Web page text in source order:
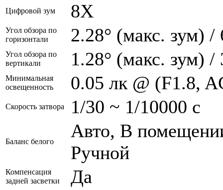
Цифровой зум 8Х
Угол обзора по
горизонтали
2.28° (макс. зум)
Угол обзора по
вертикали
1.28° (макс. зум)
Минимальная
освещенность
0.05 лк @ (F1.8,
Скорость затвора 1/30 ~ 1/10000 с
Баланс белого
Авто, В
Ручной
Компенсация
задней засветки
Да